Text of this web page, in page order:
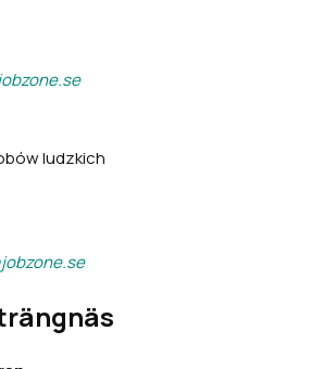
ludzkich